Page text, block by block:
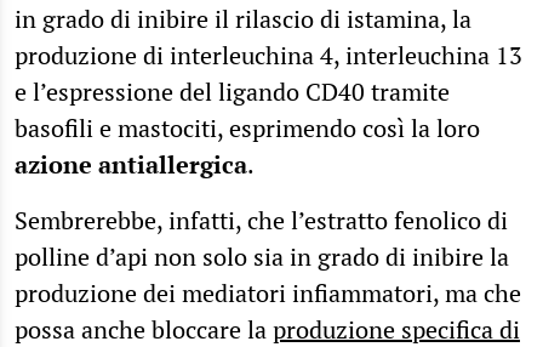
in grado di inibire il rilascio di istamina, la
produzione di interleuchina 4, interleuchina 13
e l’espressione del ligando CD40 tramite
basofili e mastociti, esprimendo così la loro
azione antiallergica.
Sembrerebbe, infatti, che l’estratto fenolico di
polline d’api non solo sia in grado di inibire la
produzione dei mediatori infiammatori, ma che
possa anche bloccare laproduzione specifica di